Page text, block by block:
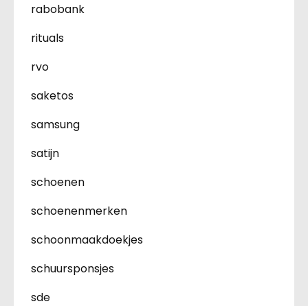
rabobank
rituals
rvo
saketos
samsung
satijn
schoenen
schoenenmerken
schoonmaakdoekjes
schuursponsjes
sde